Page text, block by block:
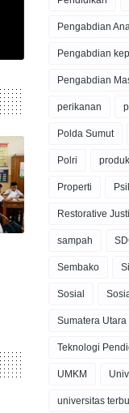
Pengabdian
Pengabdian
Pengabdian
perikanan
Polda Sumut
Polri
Properti
Restorative
sampah
Sembako
Sosial
Sumatera Utara
Teknologi
UMKM
universitas